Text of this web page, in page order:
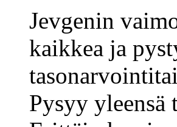
Jevgenin
kaikkea ja
Pysyy yleensä